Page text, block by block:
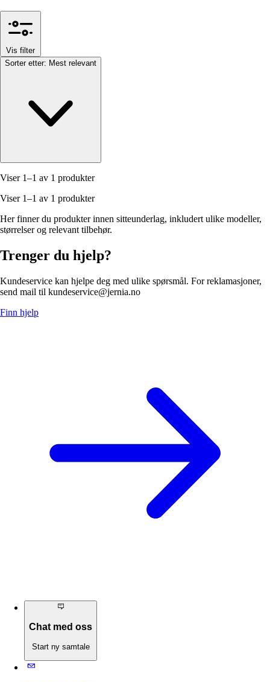
Vis filter
Sorter etter: Mest relevant
Viser 1–1 av 1 produkter
Viser 1–1 av 1 produkter
Her finner du produkter innen sitteunderlag, inkludert ulike modeller,
størrelser og relevant tilbehør.
Trenger du hjelp?
Kundeservice kan hjelpe deg med ulike spørsmål. For reklamasjoner,
send mail til kundeservice@jernia.no
Finn hjelp
Chat med oss
Start ny samtale